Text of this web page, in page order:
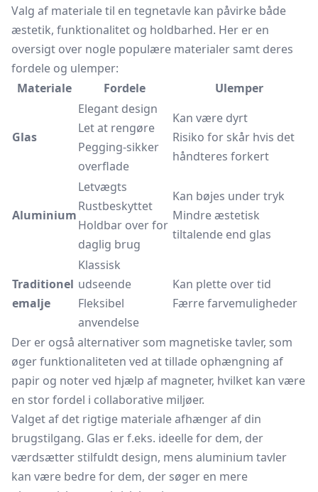
Valg af materiale til en tegnetavle kan påvirke både
æstetik, funktionalitet og holdbarhed. Her er en
oversigt over nogle populære materialer samt deres
fordele og ulemper:
Materiale
Fordele Ulemper
Glas
Elegant design
Let at rengøre
Pegging-sikker
overflade
Kan være dyrt
Risiko for skår hvis det
håndteres forkert
Aluminium
Letvægts
Rustbeskyttet
Holdbar over for
daglig brug
Kan bøjes under tryk
Mindre æstetisk
tiltalende end glas
Traditionel
emalje
Klassisk
udseende
Fleksibel
anvendelse
Kan plette over tid
Færre farvemuligheder
Der er også alternativer som magnetiske tavler, som
øger funktionaliteten ved at tillade ophængning af
papir og noter ved hjælp af magneter, hvilket kan være
en stor fordel i collaborative miljøer.
Valget af det rigtige materiale afhænger af din
brugstilgang. Glas er f.eks. ideelle for dem, der
værdsætter stilfuldt design, mens aluminium tavler
kan være bedre for dem, der søger en mere